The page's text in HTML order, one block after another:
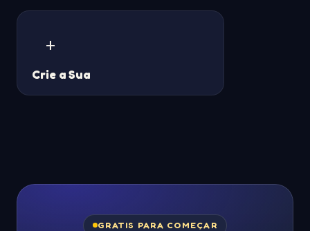
+
Crie a Sua
GRATIS PARA COMEÇAR